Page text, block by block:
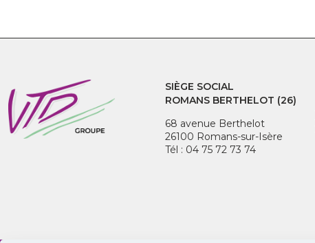
SIÈGE SOCIAL
ROMANS BERTHELOT (26)
68 avenue Berthelot
26100 Romans-sur-Isère
Tél : 04 75 72 73 74